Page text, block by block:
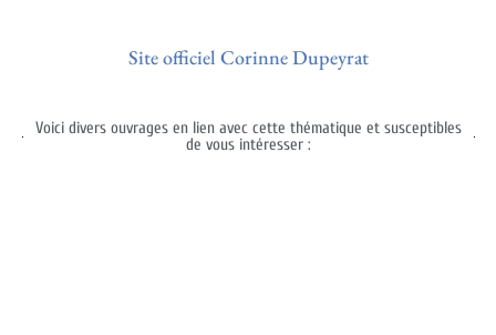
Site officiel Corinne Dupeyrat
Voici divers ouvrages en lien avec cette thématique et susceptibles
de vous intéresser :